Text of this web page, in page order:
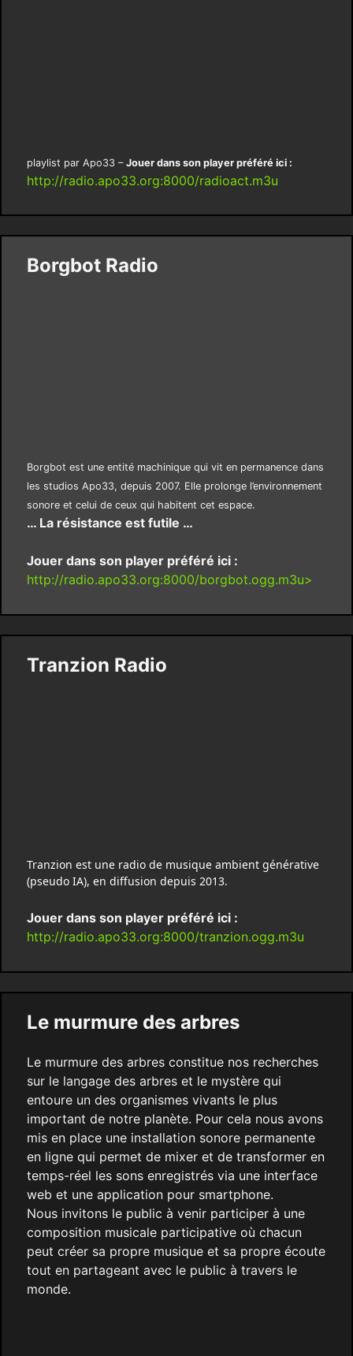
playlist par Apo33 – Jouer dans son player préféré ici :
http://radio.apo33.org:8000/radioact.m3u
Borgbot Radio
Borgbot est une entité machinique qui vit en permanence dans
les studios Apo33, depuis 2007. Elle prolonge l’environnement
sonore et celui de ceux qui habitent cet espace.
… La résistance est futile …
Jouer dans son player préféré ici :
http://radio.apo33.org:8000/borgbot.ogg.m3u>
Tranzion Radio
Tranzion est une radio de musique ambient générative
(pseudo IA), en diffusion depuis 2013.
Jouer dans son player préféré ici :
http://radio.apo33.org:8000/tranzion.ogg.m3u
Le murmure des arbres
Le murmure des arbres constitue nos recherches
sur le langage des arbres et le mystère qui
entoure un des organismes vivants le plus
important de notre planète. Pour cela nous avons
mis en place une installation sonore permanente
en ligne qui permet de mixer et de transformer en
temps-réel les sons enregistrés via une interface
web et une application pour smartphone.
Nous invitons le public à venir participer à une
composition musicale participative où chacun
peut créer sa propre musique et sa propre écoute
tout en partageant avec le public à travers le
monde.